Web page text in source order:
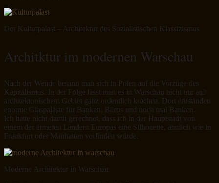
Der Kulturpalast – Architektur des Sozialistischen Klassizismus
Architktur im modernen Warschau
Nach der Wende besann man sich in Polen auf die Vorzüge des
Kapitalismus. In der Folge lässt man es in Warschau nicht nur auf
architektonischem Gebiet ganz ordentlich krachen. Dort entstanden
enorme Glaspaläste für Banken, Büros und noch mal Banken.
Ich hatte nicht damit gerechnet, dass ich in der Hauptstadt von
einem der ärmeren Ländern Europas eine Silhouette, ähnlich wie in
Frankfurt oder Manhatten vorfinden würde.
Moderne Architektur in Warschau